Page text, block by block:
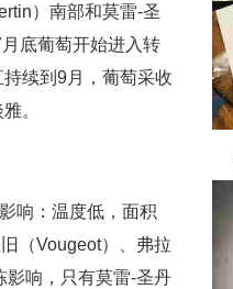
）南部和莫雷-圣
底葡萄开始进入转
续到9月，葡萄采收
。
响：温度低，面积
（Vougeot）、弗拉
影响，只有莫雷-圣丹